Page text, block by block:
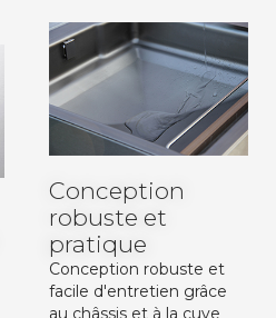
Conception
robuste et
pratique
Conception robuste et
facile d'entretien grâce
au châssis et à la cuve